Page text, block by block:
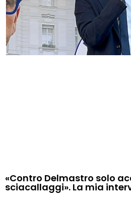
«Contro Delmastro solo
sciacallaggi». La mia